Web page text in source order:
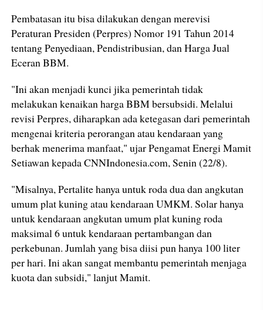
Pembatasan itu bisa dilakukan dengan merevisi
Peraturan Presiden (Perpres) Nomor 191 Tahun 2014
tentang Penyediaan, Pendistribusian, dan Harga Jual
Eceran BBM.
"Ini akan menjadi kunci jika pemerintah tidak
melakukan kenaikan harga BBM bersubsidi. Melalui
revisi Perpres, diharapkan ada ketegasan dari pemerintah
mengenai kriteria perorangan atau kendaraan yang
berhak menerima manfaat," ujar Pengamat Energi Mamit
Setiawan kepada CNNIndonesia.com, Senin (22/8).
"Misalnya, Pertalite hanya untuk roda dua dan angkutan
umum plat kuning atau kendaraan UMKM. Solar hanya
untuk kendaraan angkutan umum plat kuning roda
maksimal 6 untuk kendaraan pertambangan dan
perkebunan. Jumlah yang bisa diisi pun hanya 100 liter
per hari. Ini akan sangat membantu pemerintah menjaga
kuota dan subsidi," lanjut Mamit.